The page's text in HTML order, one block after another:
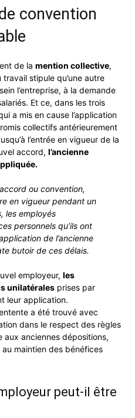
convention
de la mention collective,
stipule qu’une autre
l’entreprise, à la demande
Et ce, dans les trois
a mis en cause l’application
collectifs antérieurement
l’entrée en vigueur de la
accord, l’ancienne
ou convention,
en vigueur pendant un
les employés
personnels qu’ils ont
de l’ancienne
butoir de ces délais.
employeur, les
unilatérales prises par
leur application.
a été trouvé avec
dans le respect des règles
aux anciennes dépositions,
maintien des bénéfices
peut-il être